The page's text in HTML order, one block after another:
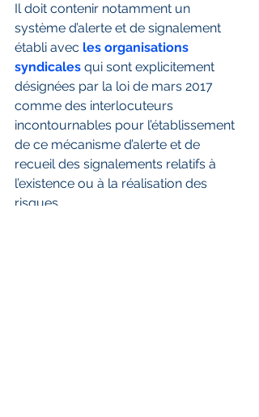
Il doit contenir notamment un
système d’alerte et de signalement
établi avec les organisations
syndicales qui sont explicitement
désignées par la loi de mars 2017
comme des interlocuteurs
incontournables pour l’établissement
de ce mécanisme d’alerte et de
recueil des signalements relatifs à
l’existence ou à la réalisation des
risques.